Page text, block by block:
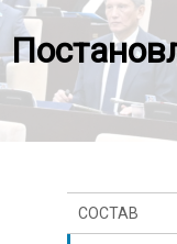
СОСТАВ